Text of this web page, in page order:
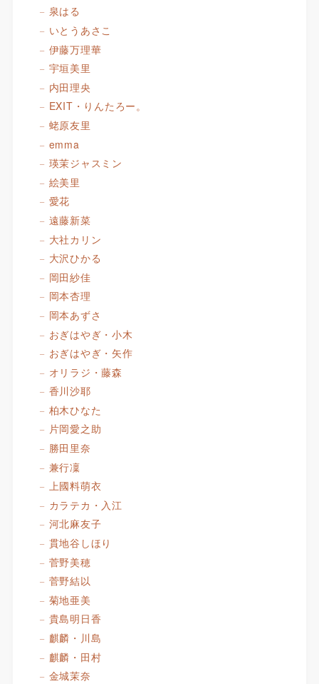
泉はる
いとうあさこ
伊藤万理華
宇垣美里
内田理央
EXIT・りんたろー。
蛯原友里
emma
瑛茉ジャスミン
絵美里
愛花
遠藤新菜
大社カリン
大沢ひかる
岡田紗佳
岡本杏理
岡本あずさ
おぎはやぎ・小木
おぎはやぎ・矢作
オリラジ・藤森
香川沙耶
柏木ひなた
片岡愛之助
勝田里奈
兼行凜
上國料萌衣
カラテカ・入江
河北麻友子
貫地谷しほり
菅野美穂
菅野結以
菊地亜美
貴島明日香
麒麟・川島
麒麟・田村
金城茉奈